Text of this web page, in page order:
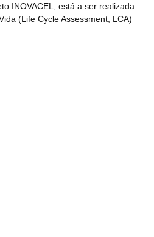
INOVACEL, está a ser realizada
(Life Cycle Assessment, LCA)